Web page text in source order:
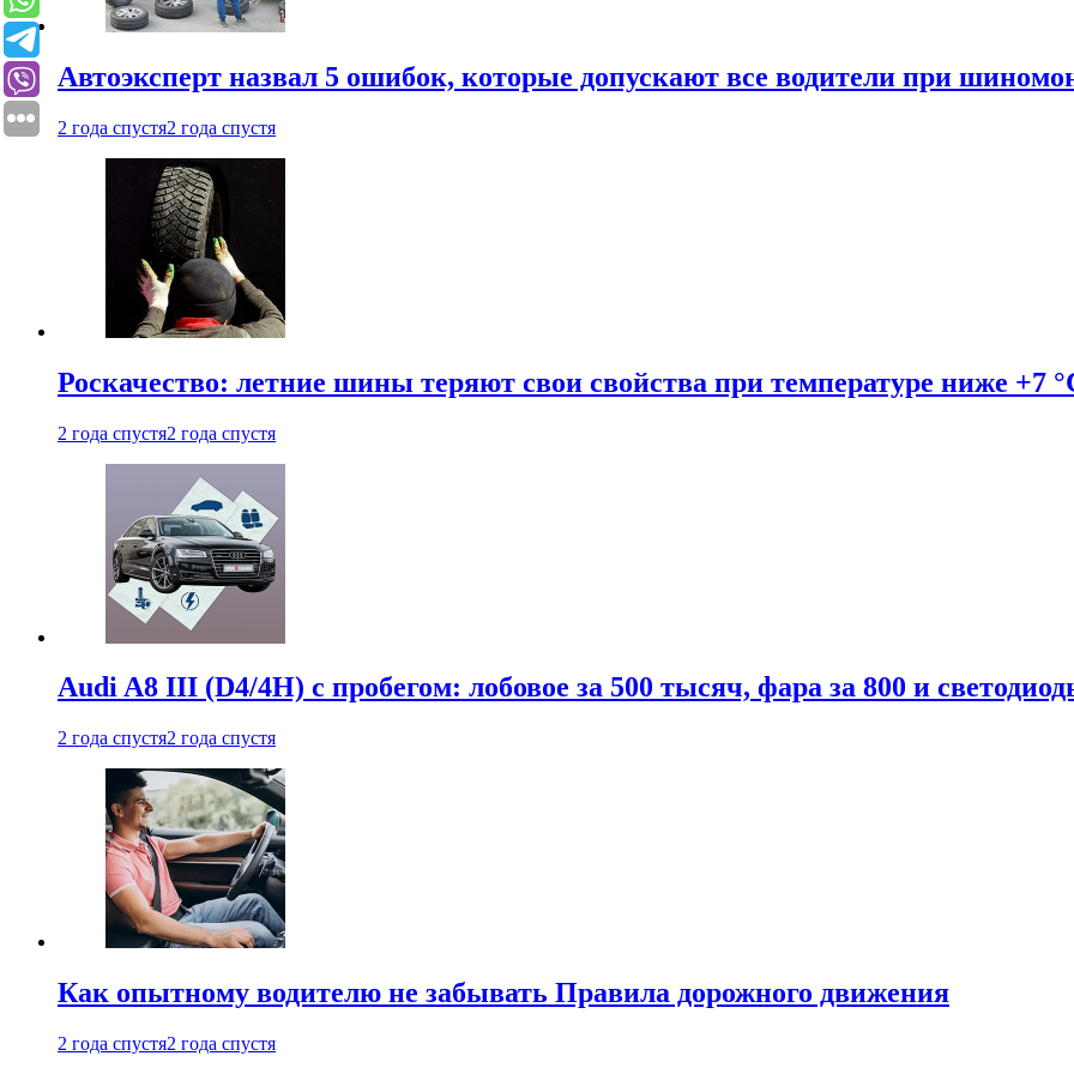
Автоэксперт назвал 5 ошибок, которые допускают все водители при
2 года спустя2 года спустя
Роскачество: летние шины теряют свои свойства при температуре ниже +7
2 года спустя2 года спустя
Audi A8 III (D4/4H) c пробегом: лобовое за 500 тысяч, фара за 800 и
2 года спустя2 года спустя
Как опытному водителю не забывать Правила дорожного движения
2 года спустя2 года спустя